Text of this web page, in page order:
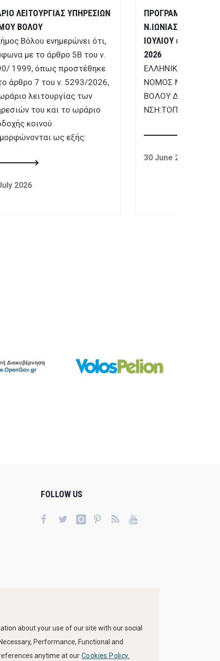
ΛΕΙΤΟΥΡΓΙΑΣ ΥΠΗΡΕΣΙΩΝ
ΒΟΛΟΥ
Βόλου ενημερώνει ότι,
με το άρθρο 5Β του ν.
1999, όπως προστέθηκε
άρθρο 7 του ν. 5293/2026,
λειτουργίας των
του και το ωράριο
κοινού
ως εξής:
2026
ΠΡΟΓΡΑΜΜΑ
Ν.ΙΩΝΙΑΣ για το
ΙΟΥΛΙΟΥ έως 30
2026
ΕΛΛΗΝΙΚΗ
ΝΟΜΟΣ
ΒΟΛΟΥ Δ/
30 June 2026
FOLLOW US
about your use of our site with our social
Performance, Functional and
anytime at our Cookies Policy.